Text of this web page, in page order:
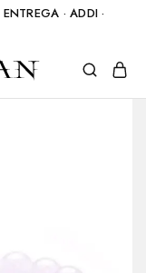
· ADDI ·